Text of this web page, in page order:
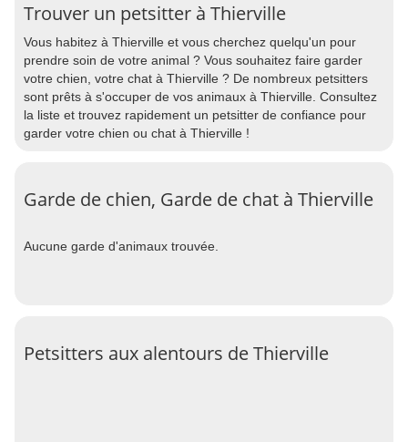
Trouver un petsitter à Thierville
Vous habitez à Thierville et vous cherchez quelqu'un pour
prendre soin de votre animal ? Vous souhaitez faire garder
votre chien, votre chat à Thierville ? De nombreux petsitters
sont prêts à s'occuper de vos animaux à Thierville. Consultez
la liste et trouvez rapidement un petsitter de confiance pour
garder votre chien ou chat à Thierville !
Garde de chien, Garde de chat à Thierville
Aucune garde d'animaux trouvée.
Petsitters aux alentours de Thierville